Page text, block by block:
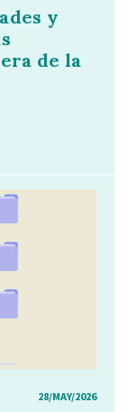
y
de la
28/MAY/2026